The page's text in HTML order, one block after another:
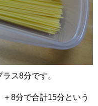
ス8分です。
8分で合計15分という